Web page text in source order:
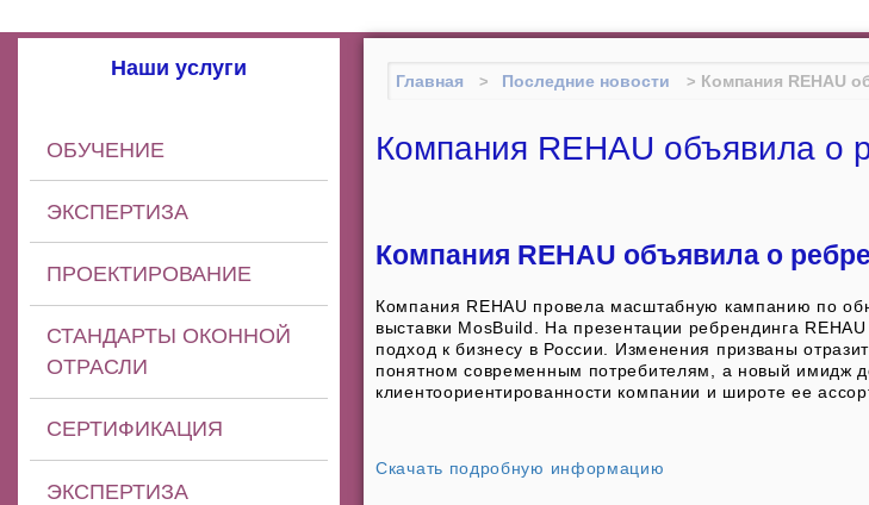
Наши услуги
ОБУЧЕНИЕ
ЭКСПЕРТИЗА
ПРОЕКТИРОВАНИЕ
СТАНДАРТЫ ОКОННОЙ
ОТРАСЛИ
СЕРТИФИКАЦИЯ
ЭКСПЕРТИЗА
Главная Последние новости Компания REHAU
Компания REHAU объявила о
Компания REHAU объявила о
Компания REHAU провела масштабную кампанию по
выставки MosBuild. На презентации ребрендинга
подход к бизнесу в России. Изменения призваны
понятном современным потребителям, а новый имидж
клиентоориентированности компании и широте ее
Скачать подробную информацию